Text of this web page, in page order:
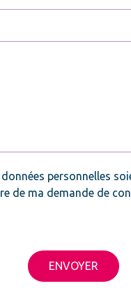
données personnelles
de ma demande de